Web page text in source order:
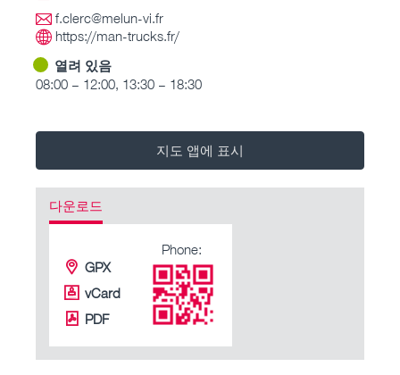
f.clerc@melun-vi.fr
https://man-trucks.fr/
열려 있음
08:00 – 12:00, 13:30 – 18:30
지도 앱에 표시
다운로드
GPX
vCard
PDF
Phone: